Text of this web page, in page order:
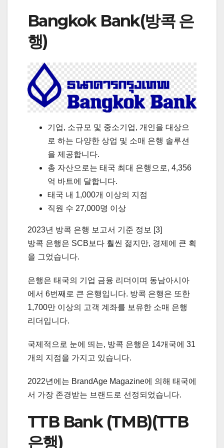
Bangkok Bank(방콕 은
행)
기업, 소규모 및 중소기업, 개인을 대상으
로 하는 다양한 상업 및 소매 은행 솔루션
을 제공합니다.
총 자산으로는 태국 최대 은행으로, 4,356
억 바트에 달합니다.
태국 내 1,000개 이상의 지점
직원 수 27,000명 이상
2023년 방콕 은행 보고서 기준 정보 [3]
방콕 은행은 SCB보다 훨씬 젊지만, 경제에 큰 획
을 그었습니다.
은행은 태국의 기업 금융 리더이며 동남아시아
에서 6번째로 큰 은행입니다. 방콕 은행은 또한
1,700만 이상의 고객 계좌를 보유한 소매 은행
리더입니다.
국제적으로 눈에 띄는, 방콕 은행은 14개국에 31
개의 지점을 가지고 있습니다.
2022년에는 BrandAge Magazine에 의해 태국에
서 가장 존경받는 브랜드로 선정되었습니다.
TTB Bank (TMB)(TTB
은행)